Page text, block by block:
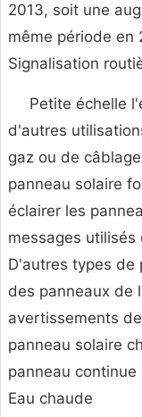
2013, soit une
même période en
Signalisation
Petite échelle
d'autres
gaz ou de
panneau solaire
éclairer les
messages
D'autres types de
des panneaux de
avertissements
panneau solaire
panneau continue
Eau chaude